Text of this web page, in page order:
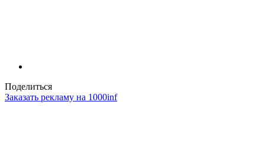
Поделиться
Заказать рекламу на 1000inf